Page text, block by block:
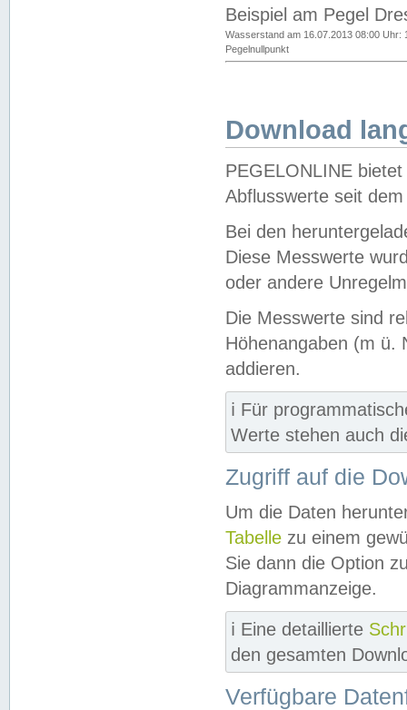
Beispiel am Pegel
Wasserstand am 16.07.2013 08:00 Uhr:
Pegelnullpunkt
Download
PEGELONLINE
Abflusswerte seit
Bei den
Diese Messwerte
oder andere
Die Messwerte sind
Höhenangaben (m ü.
addieren.
ℹ️ Für
Werte stehen auch
Zugriff auf die
Um die Daten
Tabelle zu einem
Sie dann die Option
Diagrammanzeige.
ℹ️ Eine detaillierte
den gesamten
Verfügbare